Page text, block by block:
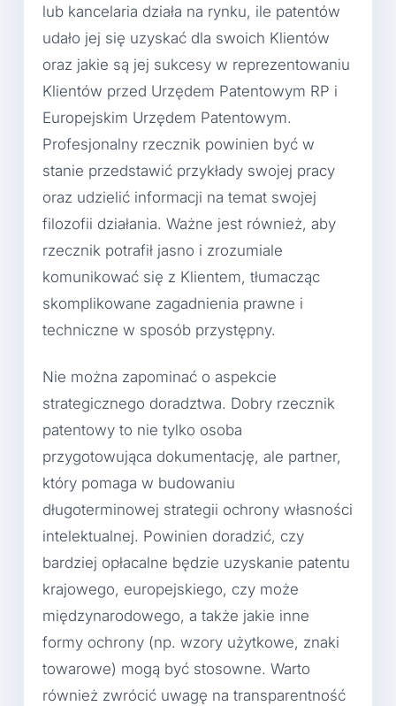
lub kancelaria działa na rynku, ile patentów
udało jej się uzyskać dla swoich Klientów
oraz jakie są jej sukcesy w reprezentowaniu
Klientów przed Urzędem Patentowym RP i
Europejskim Urzędem Patentowym.
Profesjonalny rzecznik powinien być w
stanie przedstawić przykłady swojej pracy
oraz udzielić informacji na temat swojej
filozofii działania. Ważne jest również, aby
rzecznik potrafił jasno i zrozumiale
komunikować się z Klientem, tłumacząc
skomplikowane zagadnienia prawne i
techniczne w sposób przystępny.
Nie można zapominać o aspekcie
strategicznego doradztwa. Dobry rzecznik
patentowy to nie tylko osoba
przygotowująca dokumentację, ale partner,
który pomaga w budowaniu
długoterminowej strategii ochrony własności
intelektualnej. Powinien doradzić, czy
bardziej opłacalne będzie uzyskanie patentu
krajowego, europejskiego, czy może
międzynarodowego, a także jakie inne
formy ochrony (np. wzory użytkowe, znaki
towarowe) mogą być stosowne. Warto
również zwrócić uwagę na transparentność